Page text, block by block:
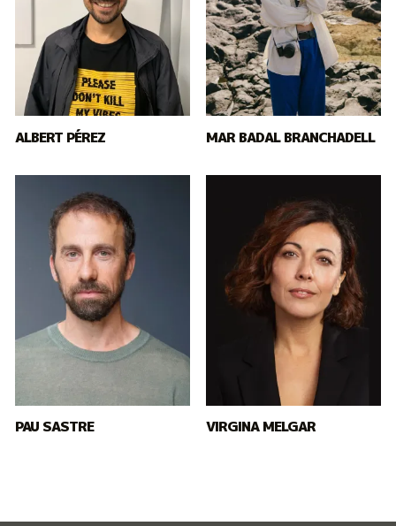
ALBERT PÉREZ MAR BADAL BRANCHADELL
PAU SASTRE VIRGINA MELGAR